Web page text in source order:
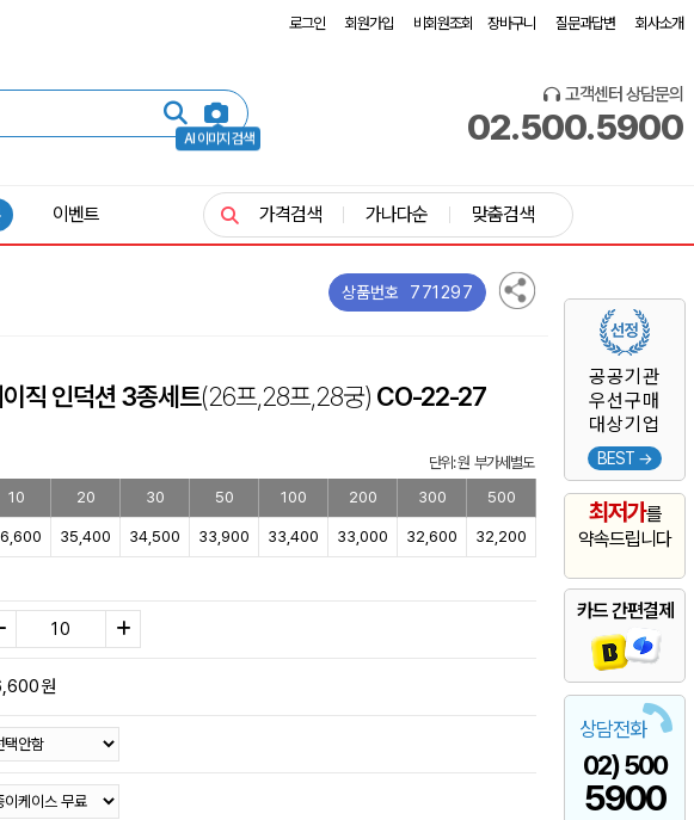
로그인 회원가입 비회원조회 장바구니 질문과답변 회사소개
AI 이미지 검색
고객센터 상담문의
02.500.5900
공공기관
우선구매
대상기업
BEST →
최저가를
약속드립니다
카드 간편결제
상담전화
02) 500
5900
이벤트 가격검색 가나다순 맞춤검색
상품번호 771297
직 인덕션 3종세트(26프,28프,28궁) CO-22-27
단위: 원 부가세별도
10 20 30 50 100 200 300 500
35,400 34,500 33,900 33,400 33,000 32,600 32,200
원